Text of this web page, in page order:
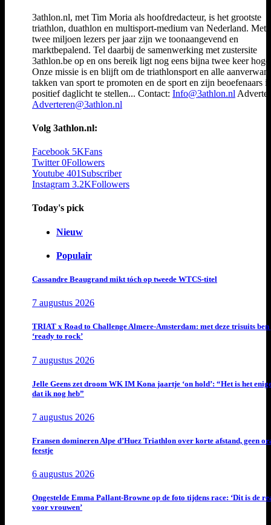
3athlon.nl, met Tim Moria als hoofdredacteur, is het grootste
triathlon, duathlon en multisport-medium van Nederland. Met
twee miljoen lezers per jaar zijn we toonaangevend en
marktbepalend. Tel daarbij de samenwerking met zustersite
3athlon.be op en ons bereik ligt nog eens bijna twee keer
Onze missie is en blijft om de triathlonsport en alle
takken van sport te promoten en de sport en zijn beoefenaars
positief daglicht te stellen... Contact: Info@3athlon.nl
Adverteren@3athlon.nl
Volg 3athlon.nl:
Facebook 5KFans
Twitter 0Followers
Youtube 401 Subscriber
Instagram 3.2KFollowers
Today's pick
Nieuw
Populair
Cassandre Beaugrand mikt tóch op tweede WTCS-titel
7 augustus 2026
TRIAT x Road to Challenge Almere-Amsterdam: met deze trisuits ben
‘ready to rock’
7 augustus 2026
Jelle Geens zet droom WK IM Kona jaartje ‘on hold’: “Het is het
dat ik nog heb”
7 augustus 2026
Fransen domineren Alpe d’Huez Triathlon over korte afstand, geen
feestje
6 augustus 2026
Ongestelde Emma Pallant-Browne op de foto tijdens race: ‘Dit is de
voor vrouwen’